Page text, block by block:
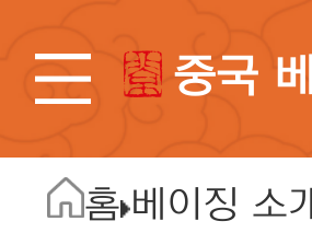
중국
홈 베이징 소